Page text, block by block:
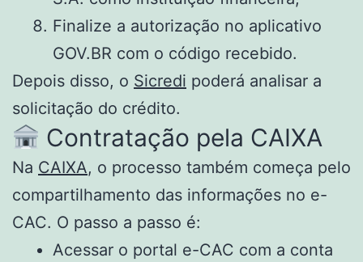
Finalize a autorização no aplicativo
GOV.BR com o código recebido.
Depois disso, o Sicredi poderá analisar a
solicitação do crédito.
Contratação pela CAIXA
Na CAIXA, o processo também começa pelo
compartilhamento das informações no e-
CAC. O passo a passo é:
Acessar o portal e-CAC com a conta